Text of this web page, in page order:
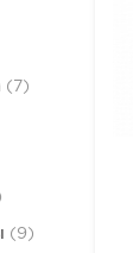
(7)
(9)